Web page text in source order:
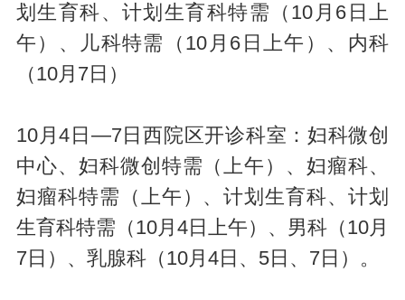
划生育科、计划生育科特需（10月6日上
午）、儿科特需（10月6日上午）、内科
（10月7日）
10月4日—7日西院区开诊科室：妇科微创
中心、妇科微创特需（上午）、妇瘤科、
妇瘤科特需（上午）、计划生育科、计划
生育科特需（10月4日上午）、男科（10月
7日）、乳腺科（10月4日、5日、7日）。